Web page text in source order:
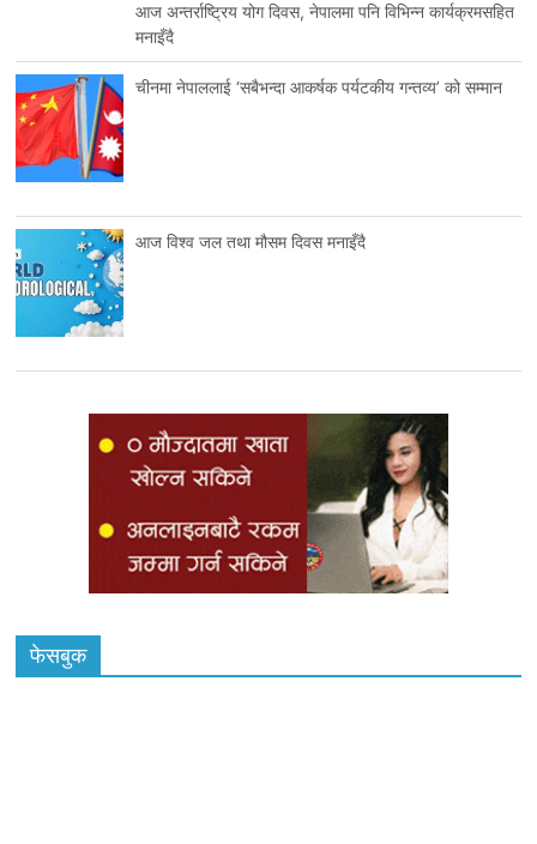
आज अन्तर्राष्ट्रिय योग दिवस, नेपालमा पनि विभिन्न कार्यक्रमसहित
मनाइँदै
चीनमा नेपाललाई ‘सबैभन्दा आकर्षक पर्यटकीय गन्तव्य’ को सम्मान
आज विश्व जल तथा मौसम दिवस मनाइँदै
फेसबुक